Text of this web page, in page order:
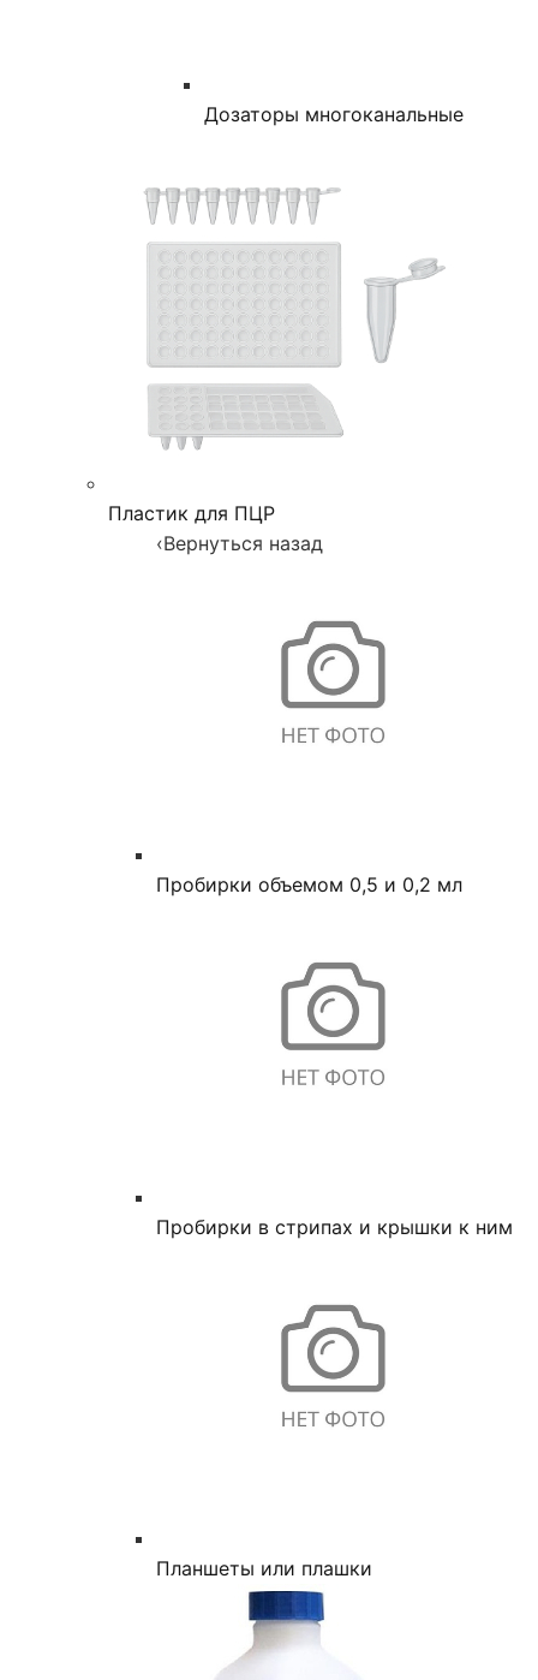
Дозаторы многоканальные
Пластик для ПЦР
‹Вернуться назад
Пробирки объемом 0,5 и 0,2 мл
Пробирки в стрипах и крышки к ним
Планшеты или плашки